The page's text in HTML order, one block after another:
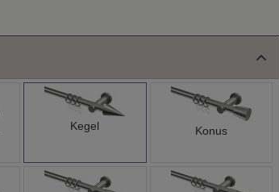
Kegel Konus